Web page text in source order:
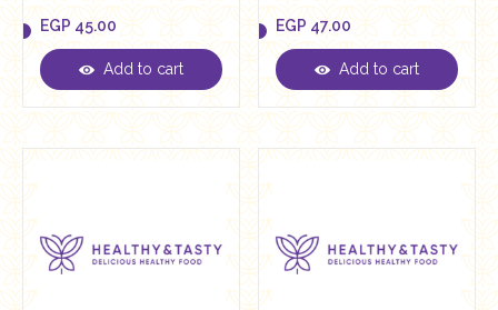
EGP 45.00
EGP 45.00
Add to cart EGP 47.00
EGP 47.00
Add to cart